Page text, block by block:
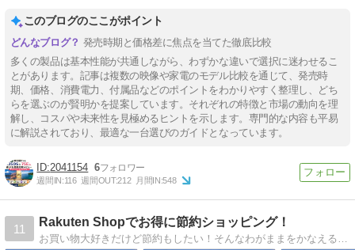
このブログのここがポイント
発売時期と価格差に焦点を当てた徹底比較
多くの製品は基本性能が共通しながら、わずかな違いで選択に迷わせるこ
とがあります。記事は複数の映像や家電のモデル比較を通じて、発売時
期、価格、消費電力、付属品などのポイントをわかりやすく整理し、どち
らを選ぶのが賢明かを提案しています。それぞれの特徴と市場の動向を理
解し、コスパや未来性を見極めるヒントを示します。専門的な内容も平易
に解説されており、最適な一台選びのガイドとなっています。
2041154 6
週間IN:116 週間OUT:212 月間IN:548
11
Rakuten Shopでお得に節約ショッピング！